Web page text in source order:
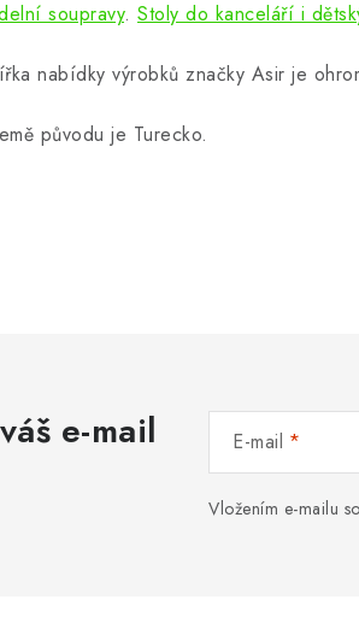
soupravy. Stoly do kanceláří i
nabídky výrobků značky Asir je
původu je Turecko.
e-mail E-mail
Vložením e-mailu